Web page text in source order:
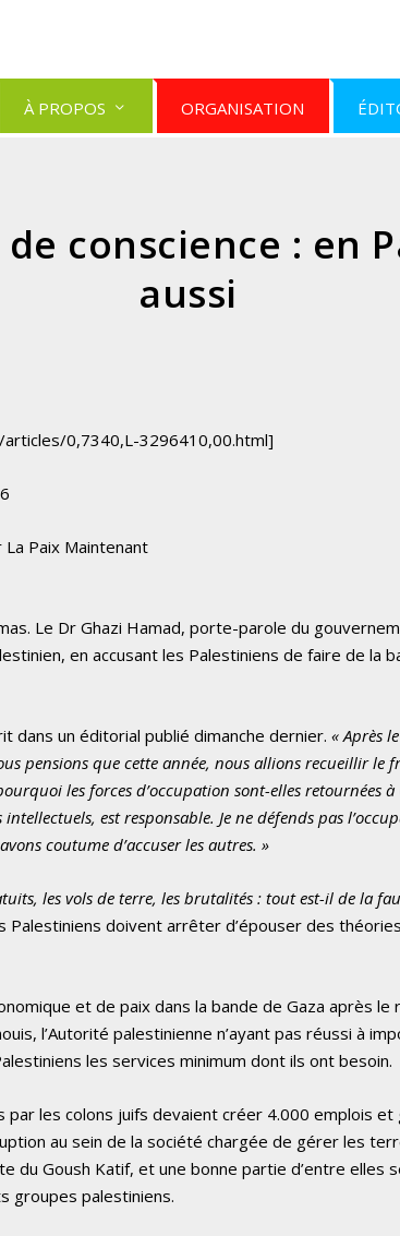
À PROPOS ORGANISATION
de conscience : en
aussi
0,7340,L-3296410,00.html]
Paix Maintenant
Le Dr Ghazi Hamad, porte-parole du
en accusant les Palestiniens de faire de la
dans un éditorial publié dimanche dernier.« Après
pensions que cette année, nous allions recueillir le
les forces d’occupation sont-elles retournées à
est responsable. Je ne défends pas
coutume d’accuser les autres. »
les vols de terre, les brutalités : tout est-il de la
Palestiniens doivent arrêter d’épouser des
et de paix dans la bande de Gaza après
l’Autorité palestinienne n’ayant pas réussi à
les services minimum dont ils ont besoin.
par les colons juifs devaient créer 4.000 emplois et
au sein de la société chargée de gérer les
du Goush Katif, et une bonne partie d’entre elles
groupes palestiniens.